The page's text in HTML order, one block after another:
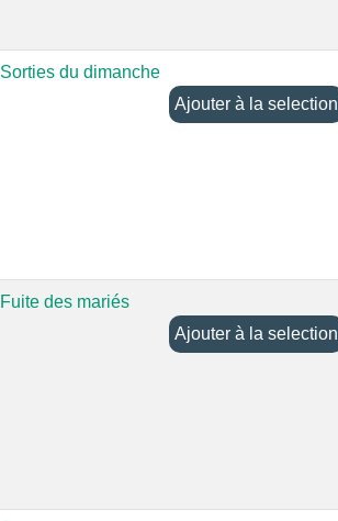
Sorties du dimanche
Ajouter à la selection
Fuite des mariés
Ajouter à la selection